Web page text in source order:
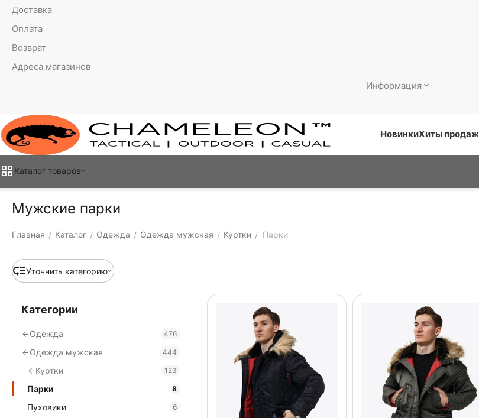
Доставка
Оплата
Возврат
Адреса магазинов
Информация
НовинкиХиты продаж
Каталог товаров
Мужские парки
Главная / Каталог / Одежда / Одежда мужская / Куртки / Парки
Уточнить категорию
Категории
Одежда 476
Одежда мужская 444
Куртки 123
Парки 8
Пуховики 6